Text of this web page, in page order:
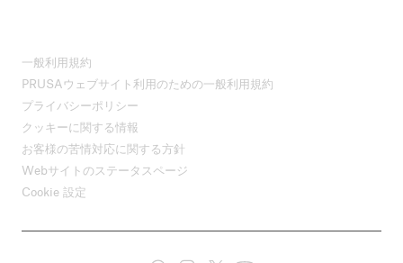
一般利用規約
PRUSAウェブサイト利用のための一般利用規約
プライバシーポリシー
クッキーに関する情報
お客様の苦情対応に関する方針
Webサイトのステータスページ
Cookie 設定